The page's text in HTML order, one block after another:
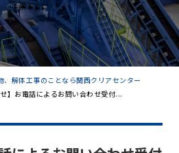
解体工事のことなら関西クリアセンター
せ】お電話によるお問い合わせ受付...